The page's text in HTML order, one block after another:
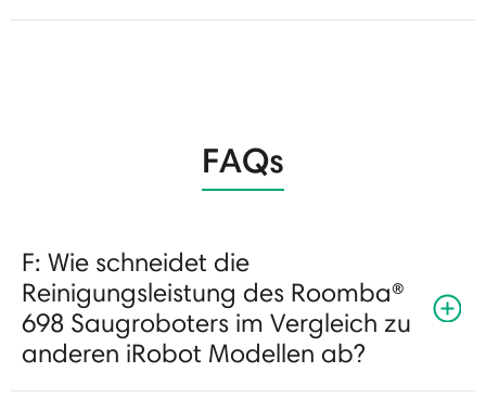
FAQs
F: Wie schneidet die
Reinigungsleistung des Roomba®
698 Saugroboters im Vergleich zu
anderen iRobot Modellen ab?